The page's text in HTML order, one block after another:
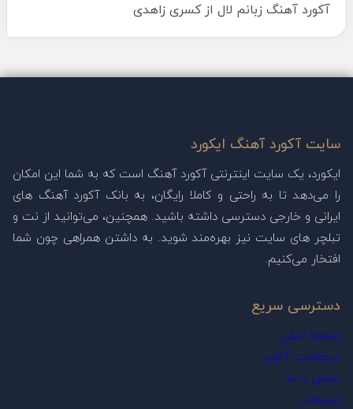
آکورد آهنگ زبانم لال از کسری زاهدی
سایت آکورد آهنگ ایکورد
ایکورد، یک سایت اینترنتی آکورد آهنگ است که به شما این امکان
را می‌دهد تا به راحتی و کاملا رایگان، به بانک آکورد آهنگ های
ایرانی و خارجی دسترسی داشته باشید. همچنین، می‌توانید از نت و
تبلچر های سایت نیز بهره‌مند شوید. به داشتن همراهی چون شما
افتخار می‌کنیم.
دسترسی سریع
صفحه اصلی
درخواست آکورد
تماس با ما
تبلیغات